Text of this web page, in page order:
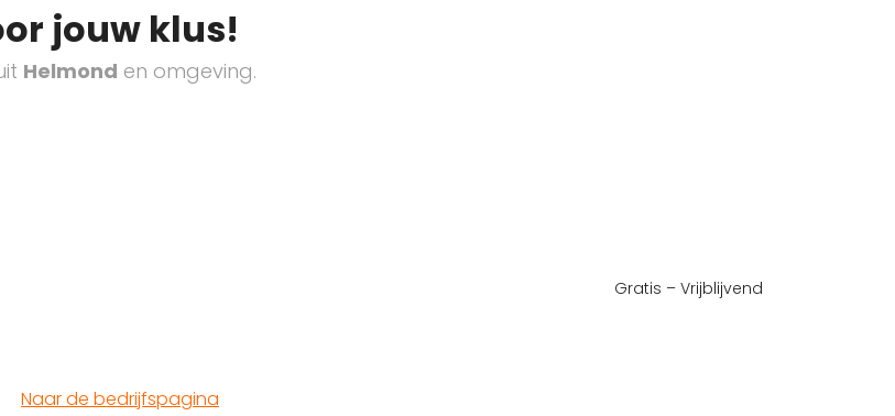
jouw klus!
Helmond en omgeving.
Gratis – Vrijblijvend
Naar de bedrijfspagina